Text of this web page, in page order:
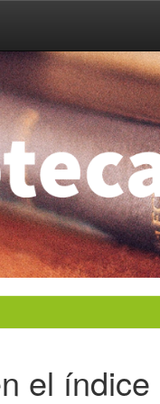
el índice